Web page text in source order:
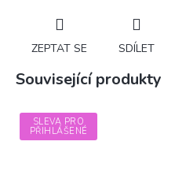
ZEPTAT SE SDÍLET
Související produkty
SLEVA PRO
PŘIHLÁŠENÉ